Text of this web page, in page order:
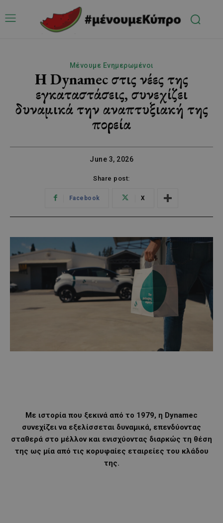
Μένουμε Ενημερωμένοι
Η Dynamec στις νέες της
εγκαταστάσεις, συνεχίζει
δυναμικά την αναπτυξιακή της
πορεία
June 3, 2026
Share post:
Facebook X
Με ιστορία που ξεκινά από το 1979, η Dynamec
συνεχίζει να εξελίσσεται δυναμικά, επενδύοντας
σταθερά στο μέλλον και ενισχύοντας διαρκώς τη θέση
της ως μία από τις κορυφαίες εταιρείες του κλάδου
της.